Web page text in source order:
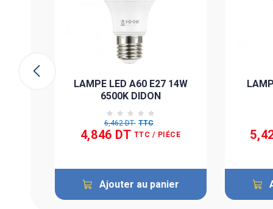
LAMPE LED A60 E27 14W
6500K DIDON
6,462 DT TTC
4,846 DT TTC / PIÉCE
Ajouter au panier